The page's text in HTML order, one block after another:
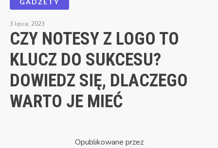
3 lipca, 2023
CZY NOTESY Z LOGO TO
KLUCZ DO SUKCESU?
DOWIEDZ SIĘ, DLACZEGO
WARTO JE MIEĆ
Opublikowane przez